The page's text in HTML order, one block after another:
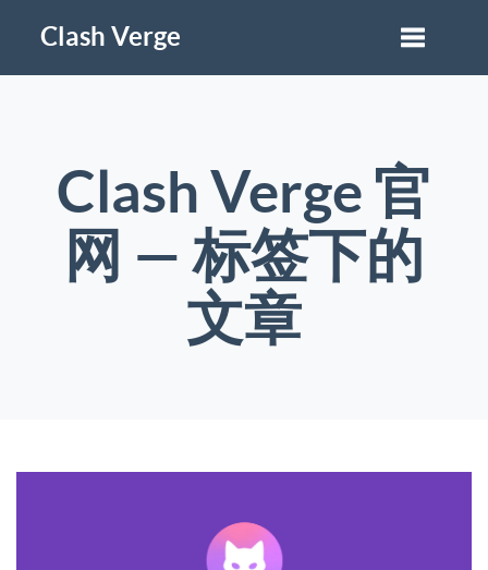
Clash Verge
Clash Verge 官
网 — 标签下的
文章